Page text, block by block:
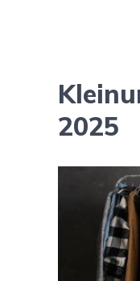
2025